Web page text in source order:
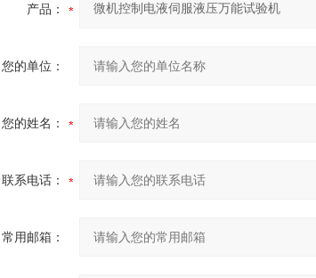
产品：
您的单位：
您的姓名：
联系电话：
常用邮箱：